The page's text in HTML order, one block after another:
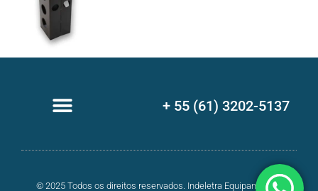
+ 55 (61) 3202-5137
© 2025 Todos os direitos reservados. Indeletra Equipamentos